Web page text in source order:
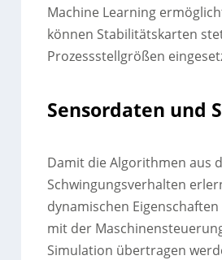
Machine Learning
können Stabilitätskarten
Prozessstellgrößen
Sensordaten und
Damit die Algorithmen aus
Schwingungsverhalten
dynamischen
mit der
Simulation übertragen